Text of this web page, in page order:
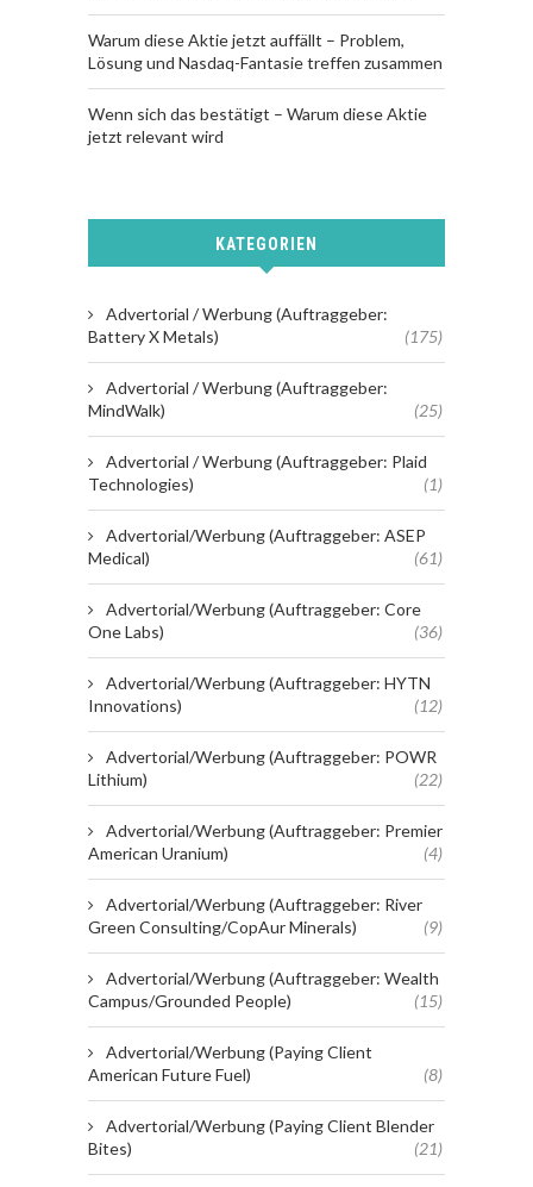
Warum diese Aktie jetzt auffällt – Problem,
Lösung und Nasdaq-Fantasie treffen zusammen
Wenn sich das bestätigt – Warum diese Aktie
jetzt relevant wird
KATEGORIEN
Advertorial / Werbung (Auftraggeber:
Battery X Metals)
(175)
Advertorial / Werbung (Auftraggeber:
MindWalk)
(25)
Advertorial / Werbung (Auftraggeber: Plaid
Technologies)
(1)
Advertorial/Werbung (Auftraggeber: ASEP
Medical)
(61)
Advertorial/Werbung (Auftraggeber: Core
One Labs)
(36)
Advertorial/Werbung (Auftraggeber: HYTN
Innovations)
(12)
Advertorial/Werbung (Auftraggeber: POWR
Lithium)
(22)
Advertorial/Werbung (Auftraggeber: Premier
American Uranium)
(4)
Advertorial/Werbung (Auftraggeber: River
Green Consulting/CopAur Minerals)
(9)
Advertorial/Werbung (Auftraggeber: Wealth
Campus/Grounded People)
(15)
Advertorial/Werbung (Paying Client
American Future Fuel)
(8)
Advertorial/Werbung (Paying Client Blender
Bites)
(21)